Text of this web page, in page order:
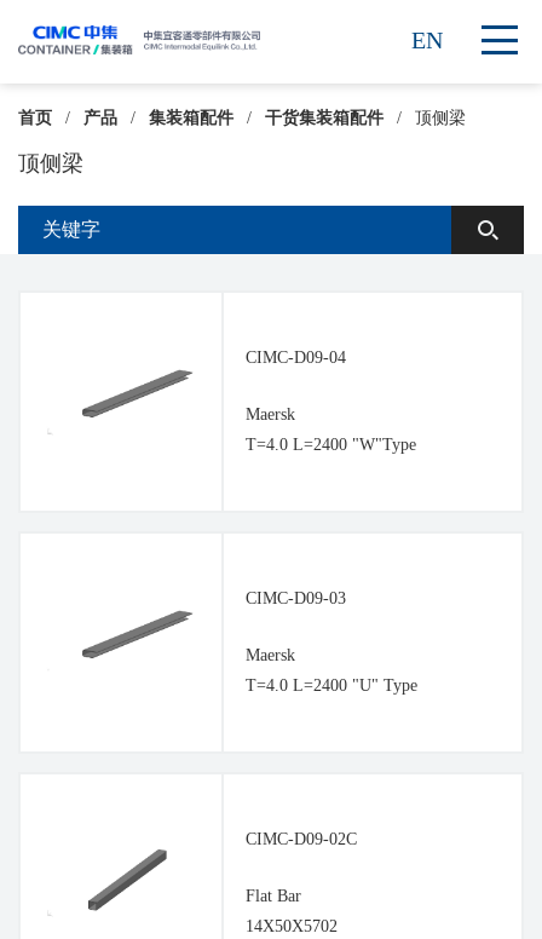
EN
首页 / 产品 / 集装箱配件 / 干货集装箱配件 / 顶侧梁
顶侧梁
CIMC-D09-04
Maersk
T=4.0 L=2400 "W"Type
CIMC-D09-03
Maersk
T=4.0 L=2400 "U" Type
CIMC-D09-02C
Flat Bar
14X50X5702